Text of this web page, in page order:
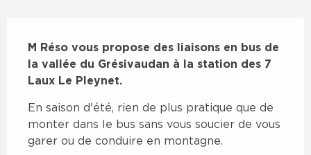
M Réso vous propose des liaisons en bus de
la vallée du Grésivaudan à la station des 7
Laux Le Pleynet.
En saison d'été, rien de plus pratique que de
monter dans le bus sans vous soucier de vous
garer ou de conduire en montagne.